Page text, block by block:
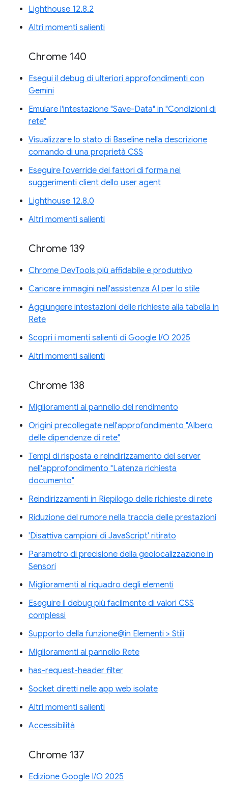
Lighthouse 12.8.2
Altri momenti salienti
Chrome 140
Esegui il debug di ulteriori approfondimenti con
Gemini
Emulare l'intestazione "Save-Data" in "Condizioni di
rete"
Visualizzare lo stato di Baseline nella descrizione
comando di una proprietà CSS
Eseguire l'override dei fattori di forma nei
suggerimenti client dello user agent
Lighthouse 12.8.0
Altri momenti salienti
Chrome 139
Chrome DevTools più affidabile e produttivo
Caricare immagini nell'assistenza AI per lo stile
Aggiungere intestazioni delle richieste alla tabella in
Rete
Scopri i momenti salienti di Google I/O 2025
Altri momenti salienti
Chrome 138
Miglioramenti al pannello del rendimento
Origini precollegate nell'approfondimento "Albero
delle dipendenze di rete"
Tempi di risposta e reindirizzamento del server
nell'approfondimento "Latenza richiesta
documento"
Reindirizzamenti in Riepilogo delle richieste di rete
Riduzione del rumore nella traccia delle prestazioni
'Disattiva campioni di JavaScript' ritirato
Parametro di precisione della geolocalizzazione in
Sensori
Miglioramenti al riquadro degli elementi
Eseguire il debug più facilmente di valori CSS
complessi
Supporto della funzione@in Elementi > Stili
Miglioramenti al pannello Rete
has-request-header filter
Socket diretti nelle app web isolate
Altri momenti salienti
Accessibilità
Chrome 137
Edizione Google I/O 2025